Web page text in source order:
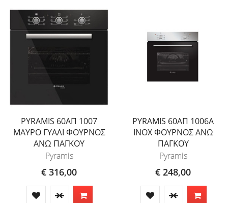
PYRAMIS 60ΑΠ 1007
ΜΑΥΡΟ ΓΥΑΛΙ ΦΟΥΡΝΟΣ
ΑΝΩ ΠΑΓΚΟΥ
Pyramis
€ 316,00
PYRAMIS 60ΑΠ 1006A
INOX ΦΟΥΡΝΟΣ ΑΝΩ
ΠΑΓΚΟΥ
Pyramis
€ 248,00